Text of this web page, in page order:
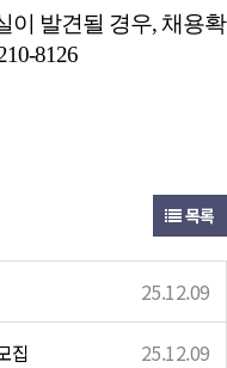
이 발견될 경우, 채용
8126
목록
25.12.09
집 25.12.09